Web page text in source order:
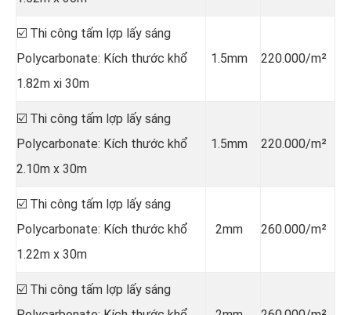
☑️ Thi công tấm lợp lấy sáng
Polycarbonate: Kích thước khổ
1.82m xi 30m
1.5mm 220.000/m²
☑️ Thi công tấm lợp lấy sáng
Polycarbonate: Kích thước khổ
2.10m x 30m
1.5mm 220.000/m²
☑️ Thi công tấm lợp lấy sáng
Polycarbonate: Kích thước khổ
1.22m x 30m
2mm 260.000/m²
☑️ Thi công tấm lợp lấy sáng